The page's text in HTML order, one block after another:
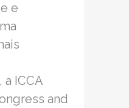
e
ICCA
and